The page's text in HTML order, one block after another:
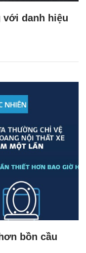
với danh hiệu
bồn cầu